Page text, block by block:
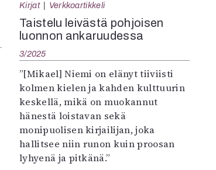
Kirjat Verkkoartikkeli
Taistelu leivästä pohjoisen
luonnon ankaruudessa
3/2025
”[Mikael] Niemi on elänyt tiiviisti
kolmen kielen ja kahden kulttuurin
keskellä, mikä on muokannut
hänestä loistavan sekä
monipuolisen kirjailijan, joka
hallitsee niin runon kuin proosan
lyhyenä ja pitkänä.”